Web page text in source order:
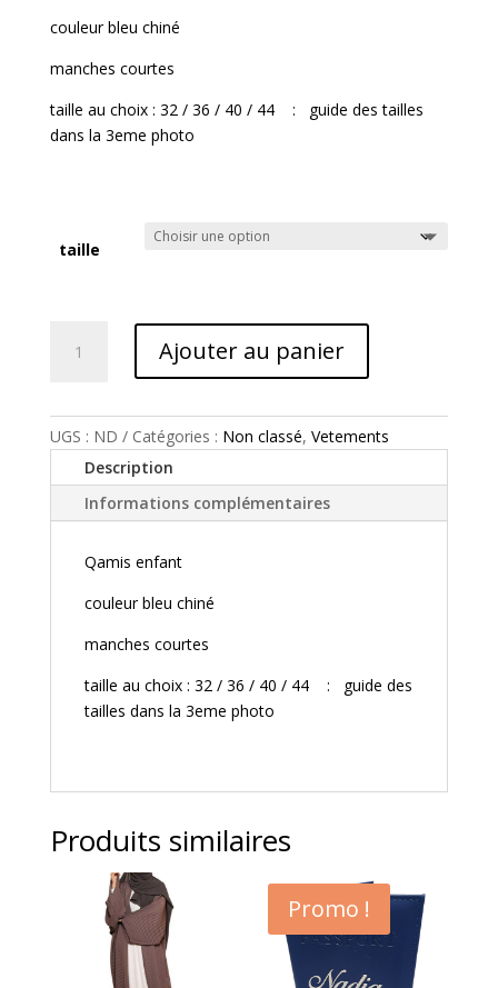
14.99€.
couleur bleu chiné
manches courtes
taille au choix : 32 / 36 / 40 / 44 : guide des tailles
dans la 3eme photo
taille
couleur
chiné
Ajouter au panier
UGS : ND Catégories : Non classé, Vetements
Description
Informations complémentaires
Qamis enfant
couleur bleu chiné
manches courtes
taille au choix : 32 / 36 / 40 / 44 : guide des
tailles dans la 3eme photo
Produits similaires
Promo !